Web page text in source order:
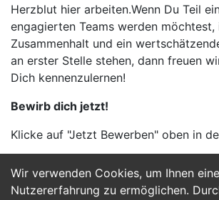
Wir verwenden Cookies, um Ihnen
Nutzererfahrung zu ermöglichen.
Herzblut hier arbeiten.Wenn Du Teil
engagierten Teams werden möchtest,
Zusammenhalt und ein
an erster Stelle stehen, dann freuen
Dich kennenzulernen!
Bewirb dich jetzt!
Klicke auf "Jetzt Bewerben" oben in
Jetzt Bewerben